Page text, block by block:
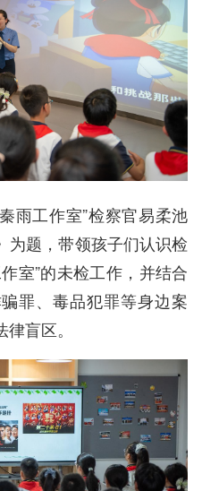
雨工作室”检察官易柔池
为题，带领孩子们认识检
室”的未检工作，并结合
罪、毒品犯罪等身边案
盲区。